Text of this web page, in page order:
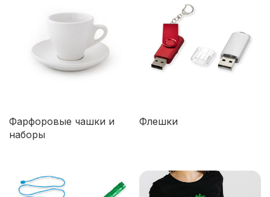
Фарфоровые чашки и
наборы
Флешки